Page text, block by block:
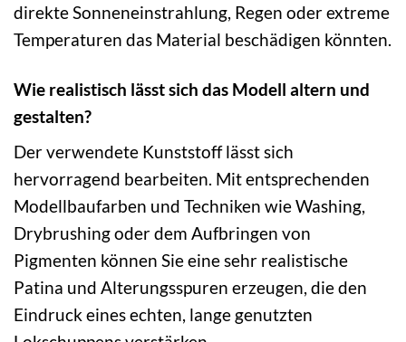
direkte Sonneneinstrahlung, Regen oder extreme
Temperaturen das Material beschädigen könnten.
Wie realistisch lässt sich das Modell altern und
gestalten?
Der verwendete Kunststoff lässt sich
hervorragend bearbeiten. Mit entsprechenden
Modellbaufarben und Techniken wie Washing,
Drybrushing oder dem Aufbringen von
Pigmenten können Sie eine sehr realistische
Patina und Alterungsspuren erzeugen, die den
Eindruck eines echten, lange genutzten